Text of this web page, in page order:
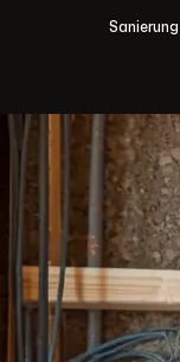
Sanierung